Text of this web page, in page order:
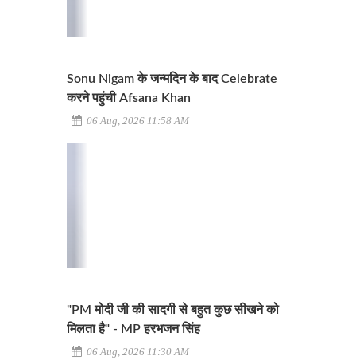
Sonu Nigam के जन्मदिन के बाद Celebrate
करने पहुंची Afsana Khan
06 Aug, 2026 11:58 AM
"PM मोदी जी की सादगी से बहुत कुछ सीखने को
मिलता है" - MP हरभजन सिंह
06 Aug, 2026 11:30 AM